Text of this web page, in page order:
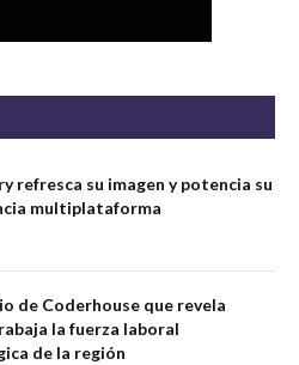
refresca su imagen y potencia su
multiplataforma
de Coderhouse que revela
la fuerza laboral
de la región